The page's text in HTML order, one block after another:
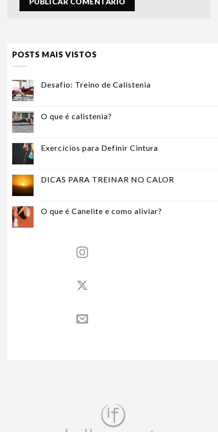
POSTS MAIS VISTOS
Desafio: Treino de Calistenia
O que é calistenia?
Exercícios para Definir Cintura
DICAS PARA TREINAR NO CALOR
O que é Canelite e como aliviar?